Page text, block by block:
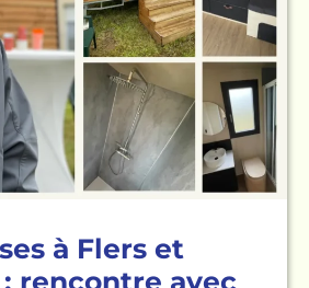
à Flers et
rencontre avec